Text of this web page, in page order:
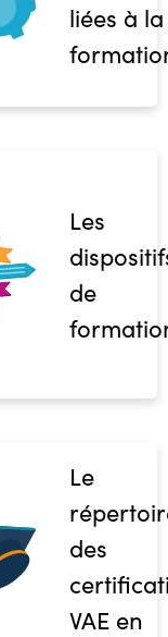
liées à la
Les
de
Le
des
VAE en